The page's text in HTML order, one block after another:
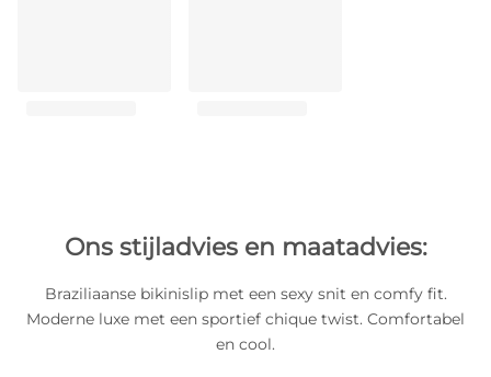
Ons stijladvies en maatadvies:
Braziliaanse bikinislip met een sexy snit en comfy fit.
Moderne luxe met een sportief chique twist. Comfortabel
en cool.